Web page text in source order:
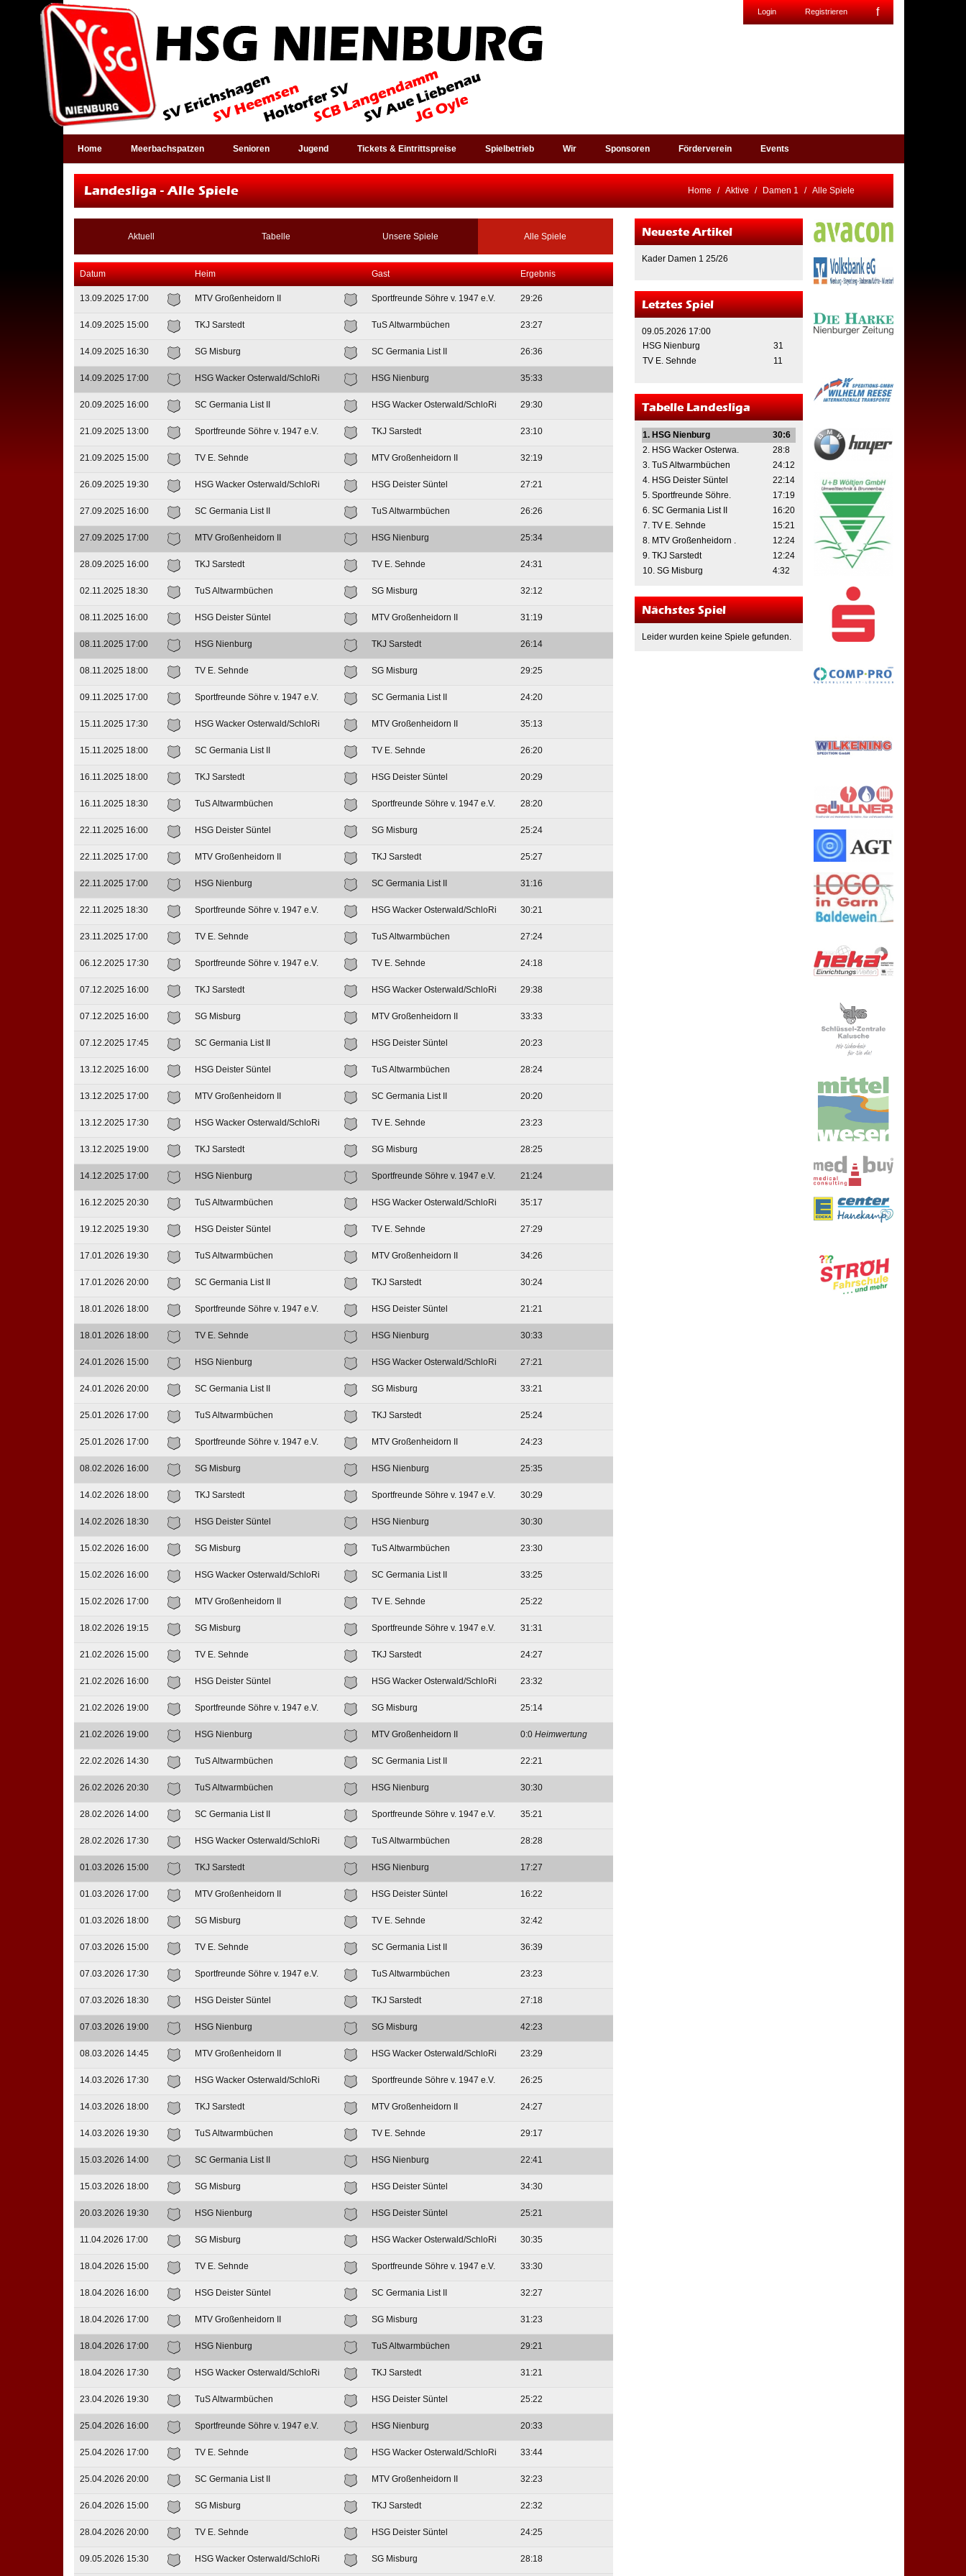
Login Registrieren f
Home Meerbachspatzen Senioren Jugend Tickets & Eintrittspreise Spielbetrieb Wir Sponsoren Förderverein Events
Landesliga - Alle Spiele Home Aktive Damen 1 Alle Spiele
Aktuell Tabelle Unsere Spiele Alle Spiele
Datum Heim Gast Ergebnis
13.09.2025 17:00 MTV Großenheidorn II Sportfreunde Söhre v. 1947 e.V. 29:26
14.09.2025 15:00 TKJ Sarstedt TuS Altwarmbüchen 23:27
14.09.2025 16:30 SG Misburg SC Germania List II 26:36
14.09.2025 17:00 HSG Wacker Osterwald/SchloRi HSG Nienburg 35:33
20.09.2025 16:00 SC Germania List II HSG Wacker Osterwald/SchloRi 29:30
21.09.2025 13:00 Sportfreunde Söhre v. 1947 e.V. TKJ Sarstedt 23:10
21.09.2025 15:00 TV E. Sehnde MTV Großenheidorn II 32:19
26.09.2025 19:30 HSG Wacker Osterwald/SchloRi HSG Deister Süntel 27:21
27.09.2025 16:00 SC Germania List II TuS Altwarmbüchen 26:26
27.09.2025 17:00 MTV Großenheidorn II HSG Nienburg 25:34
28.09.2025 16:00 TKJ Sarstedt TV E. Sehnde 24:31
02.11.2025 18:30 TuS Altwarmbüchen SG Misburg 32:12
08.11.2025 16:00 HSG Deister Süntel MTV Großenheidorn II 31:19
08.11.2025 17:00 HSG Nienburg TKJ Sarstedt 26:14
08.11.2025 18:00 TV E. Sehnde SG Misburg 29:25
09.11.2025 17:00 Sportfreunde Söhre v. 1947 e.V. SC Germania List II 24:20
15.11.2025 17:30 HSG Wacker Osterwald/SchloRi MTV Großenheidorn II 35:13
15.11.2025 18:00 SC Germania List II TV E. Sehnde 26:20
16.11.2025 18:00 TKJ Sarstedt HSG Deister Süntel 20:29
16.11.2025 18:30 TuS Altwarmbüchen Sportfreunde Söhre v. 1947 e.V. 28:20
22.11.2025 16:00 HSG Deister Süntel SG Misburg 25:24
22.11.2025 17:00 MTV Großenheidorn II TKJ Sarstedt 25:27
22.11.2025 17:00 HSG Nienburg SC Germania List II 31:16
22.11.2025 18:30 Sportfreunde Söhre v. 1947 e.V. HSG Wacker Osterwald/SchloRi 30:21
23.11.2025 17:00 TV E. Sehnde TuS Altwarmbüchen 27:24
06.12.2025 17:30 Sportfreunde Söhre v. 1947 e.V. TV E. Sehnde 24:18
07.12.2025 16:00 TKJ Sarstedt HSG Wacker Osterwald/SchloRi 29:38
07.12.2025 16:00 SG Misburg MTV Großenheidorn II 33:33
07.12.2025 17:45 SC Germania List II HSG Deister Süntel 20:23
13.12.2025 16:00 HSG Deister Süntel TuS Altwarmbüchen 28:24
13.12.2025 17:00 MTV Großenheidorn II SC Germania List II 20:20
13.12.2025 17:30 HSG Wacker Osterwald/SchloRi TV E. Sehnde 23:23
13.12.2025 19:00 TKJ Sarstedt SG Misburg 28:25
14.12.2025 17:00 HSG Nienburg Sportfreunde Söhre v. 1947 e.V. 21:24
16.12.2025 20:30 TuS Altwarmbüchen HSG Wacker Osterwald/SchloRi 35:17
19.12.2025 19:30 HSG Deister Süntel TV E. Sehnde 27:29
17.01.2026 19:30 TuS Altwarmbüchen MTV Großenheidorn II 34:26
17.01.2026 20:00 SC Germania List II TKJ Sarstedt 30:24
18.01.2026 18:00 Sportfreunde Söhre v. 1947 e.V. HSG Deister Süntel 21:21
18.01.2026 18:00 TV E. Sehnde HSG Nienburg 30:33
24.01.2026 15:00 HSG Nienburg HSG Wacker Osterwald/SchloRi 27:21
24.01.2026 20:00 SC Germania List II SG Misburg 33:21
25.01.2026 17:00 TuS Altwarmbüchen TKJ Sarstedt 25:24
25.01.2026 17:00 Sportfreunde Söhre v. 1947 e.V. MTV Großenheidorn II 24:23
08.02.2026 16:00 SG Misburg HSG Nienburg 25:35
14.02.2026 18:00 TKJ Sarstedt Sportfreunde Söhre v. 1947 e.V. 30:29
14.02.2026 18:30 HSG Deister Süntel HSG Nienburg 30:30
15.02.2026 16:00 SG Misburg TuS Altwarmbüchen 23:30
15.02.2026 16:00 HSG Wacker Osterwald/SchloRi SC Germania List II 33:25
15.02.2026 17:00 MTV Großenheidorn II TV E. Sehnde 25:22
18.02.2026 19:15 SG Misburg Sportfreunde Söhre v. 1947 e.V. 31:31
21.02.2026 15:00 TV E. Sehnde TKJ Sarstedt 24:27
21.02.2026 16:00 HSG Deister Süntel HSG Wacker Osterwald/SchloRi 23:32
21.02.2026 19:00 Sportfreunde Söhre v. 1947 e.V. SG Misburg 25:14
21.02.2026 19:00 HSG Nienburg MTV Großenheidorn II 0:0 Heimwertung
22.02.2026 14:30 TuS Altwarmbüchen SC Germania List II 22:21
26.02.2026 20:30 TuS Altwarmbüchen HSG Nienburg 30:30
28.02.2026 14:00 SC Germania List II Sportfreunde Söhre v. 1947 e.V. 35:21
28.02.2026 17:30 HSG Wacker Osterwald/SchloRi TuS Altwarmbüchen 28:28
01.03.2026 15:00 TKJ Sarstedt HSG Nienburg 17:27
01.03.2026 17:00 MTV Großenheidorn II HSG Deister Süntel 16:22
01.03.2026 18:00 SG Misburg TV E. Sehnde 32:42
07.03.2026 15:00 TV E. Sehnde SC Germania List II 36:39
07.03.2026 17:30 Sportfreunde Söhre v. 1947 e.V. TuS Altwarmbüchen 23:23
07.03.2026 18:30 HSG Deister Süntel TKJ Sarstedt 27:18
07.03.2026 19:00 HSG Nienburg SG Misburg 42:23
08.03.2026 14:45 MTV Großenheidorn II HSG Wacker Osterwald/SchloRi 23:29
14.03.2026 17:30 HSG Wacker Osterwald/SchloRi Sportfreunde Söhre v. 1947 e.V. 26:25
14.03.2026 18:00 TKJ Sarstedt MTV Großenheidorn II 24:27
14.03.2026 19:30 TuS Altwarmbüchen TV E. Sehnde 29:17
15.03.2026 14:00 SC Germania List II HSG Nienburg 22:41
15.03.2026 18:00 SG Misburg HSG Deister Süntel 34:30
20.03.2026 19:30 HSG Nienburg HSG Deister Süntel 25:21
11.04.2026 17:00 SG Misburg HSG Wacker Osterwald/SchloRi 30:35
18.04.2026 15:00 TV E. Sehnde Sportfreunde Söhre v. 1947 e.V. 33:30
18.04.2026 16:00 HSG Deister Süntel SC Germania List II 32:27
18.04.2026 17:00 MTV Großenheidorn II SG Misburg 31:23
18.04.2026 17:00 HSG Nienburg TuS Altwarmbüchen 29:21
18.04.2026 17:30 HSG Wacker Osterwald/SchloRi TKJ Sarstedt 31:21
23.04.2026 19:30 TuS Altwarmbüchen HSG Deister Süntel 25:22
25.04.2026 16:00 Sportfreunde Söhre v. 1947 e.V. HSG Nienburg 20:33
25.04.2026 17:00 TV E. Sehnde HSG Wacker Osterwald/SchloRi 33:44
25.04.2026 20:00 SC Germania List II MTV Großenheidorn II 32:23
26.04.2026 15:00 SG Misburg TKJ Sarstedt 22:32
28.04.2026 20:00 TV E. Sehnde HSG Deister Süntel 24:25
09.05.2026 15:30 HSG Wacker Osterwald/SchloRi SG Misburg 28:18
Neueste Artikel
Kader Damen 1 25/26
Letztes Spiel
09.05.2026 17:00
HSG Nienburg
31
TV E. Sehnde
11
Tabelle Landesliga
1. HSG Nienburg
30:6
2. HSG Wacker Osterwa.
28:8
3. TuS Altwarmbüchen
24:12
4. HSG Deister Süntel
22:14
5. Sportfreunde Söhre.
17:19
6. SC Germania List II
16:20
7. TV E. Sehnde
15:21
8. MTV Großenheidorn .
12:24
9. TKJ Sarstedt
12:24
10. SG Misburg
4:32
Nächstes Spiel
Leider wurden keine Spiele gefunden.